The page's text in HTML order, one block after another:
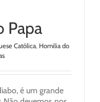
Papa
Católica, Homilia do
é um grande